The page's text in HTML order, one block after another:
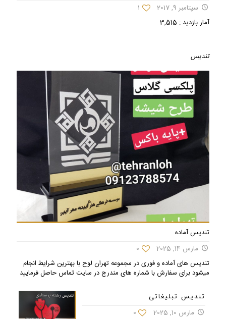
سپتامبر 9, 2017
1
آمار بازدید : 3,515
تندیس
تندیس آماده
مارس 14, 2025
0
تندیس های آماده و فوری در مجموعه تهران لوح با بهترین شرایط انجام
میشود برای سفارش با شماره های مندرج در سایت تماس حاصل فرمایید
تندیس تبلیغاتی
مارس 10, 2025
0